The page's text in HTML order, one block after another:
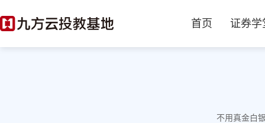
首页 证券学
不用真金白